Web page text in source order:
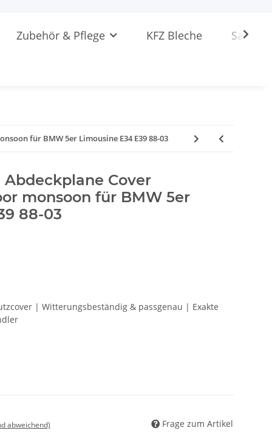
Zubehör & Pflege KFZ Bleche
für BMW 5er Limousine E34 E39 88-03
Cover
monsoon für BMW 5er
88-03
| Witterungsbeständig & passgenau | Exakte
abweichend) Frage zum Artikel